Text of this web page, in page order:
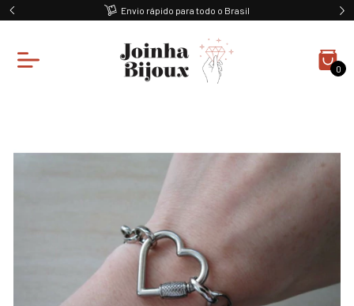
Envio rápido para todo o Brasil
0